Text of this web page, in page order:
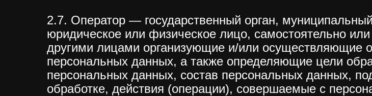
2.7. Оператор — государственный орган,
юридическое или физическое лицо, самостоятельно
другими лицами организующие и/или осуществляющие
персональных данных, а также определяющие цели
персональных данных, состав персональных данных,
обработке, действия (операции), совершаемые с